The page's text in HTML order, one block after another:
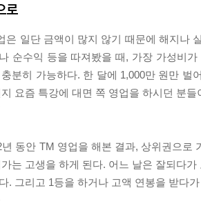
로
은 일단 금액이 많지 않기 때문에 해지나
순수익 등을 따져봤을 때, 가장 가성비
분히 가능하다. 한 달에 1,000만 원만 벌
요즘 특강에 대면 쪽 영업을 하시던 분들
년 동안 TM 영업을 해본 결과, 상위권으로
는 고생을 하게 된다. 어느 날은 잘되다
. 그리고 1등을 하거나 고액 연봉을 받다